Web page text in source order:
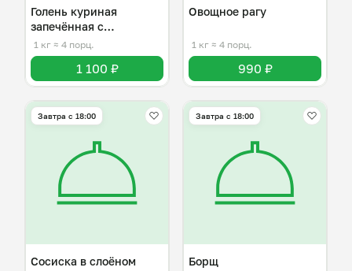
Голень куриная
запечённая с
картофелем
1 кг ≈ 4 порц.
1 100 ₽
Овощное рагу
1 кг ≈ 4 порц.
990 ₽
Завтра c 18:00
Сосиска в слоёном
Завтра c 18:00
Борщ